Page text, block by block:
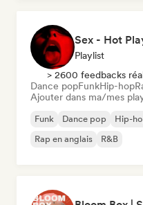
Sex - Hot
Playlist
> 2600 feedbacks
Dance popFunkHip-hop
Ajouter dans ma/mes
Funk Dance pop Hip-
Rap en anglais
R&B